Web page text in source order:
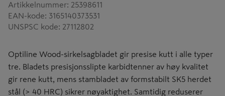
Artikkelnummer: 25398611
EAN-kode: 3165140373531
UNSPSC kode: 27112802
Optiline Wood-sirkelsagbladet gir presise kutt i alle typer
tre. Bladets presisjonsslipte karbidtenner av høy kvalitet
gir rene kutt, mens stambladet av formstabilt SK5 herdet
stål (> 40 HRC) sikrer nøyaktighet. Samtidig reduserer